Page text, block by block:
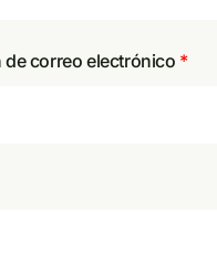
de correo electrónico *